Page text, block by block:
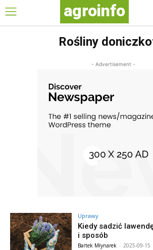
agroinfo
Rośliny
- Advertisement -
Uprawy
Kiedy sadzić
i sposób
Bartek Młynarek - 2025-09-15